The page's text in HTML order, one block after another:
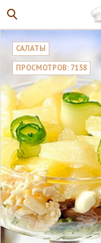
САЛАТЫ
ПРОСМОТРОВ: 7158